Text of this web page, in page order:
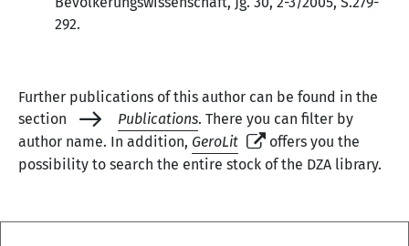
292.
Further publications of this author can be found in the
section
Publications. There you can filter by
author name. In addition, GeroLit
offers you the
possibility to search the entire stock of the DZA library.